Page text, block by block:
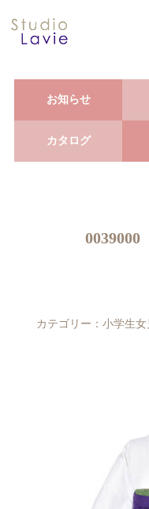
お知らせ
カタログ
0039000
カテゴリー： 小学生女